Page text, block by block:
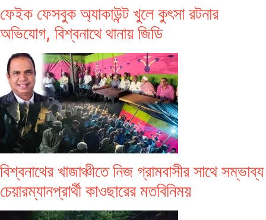
ফেইক ফেসবুক অ্যাকাউন্ট খুলে কুৎসা রটনার
অভিযোগ, বিশ্বনাথে থানায় জিডি
বিশ্বনাথের খাজাঞ্চীতে নিজ গ্রামবাসীর সাথে সম্ভাব্য
চেয়ারম্যানপ্রার্থী কাওছারের মতবিনিময়